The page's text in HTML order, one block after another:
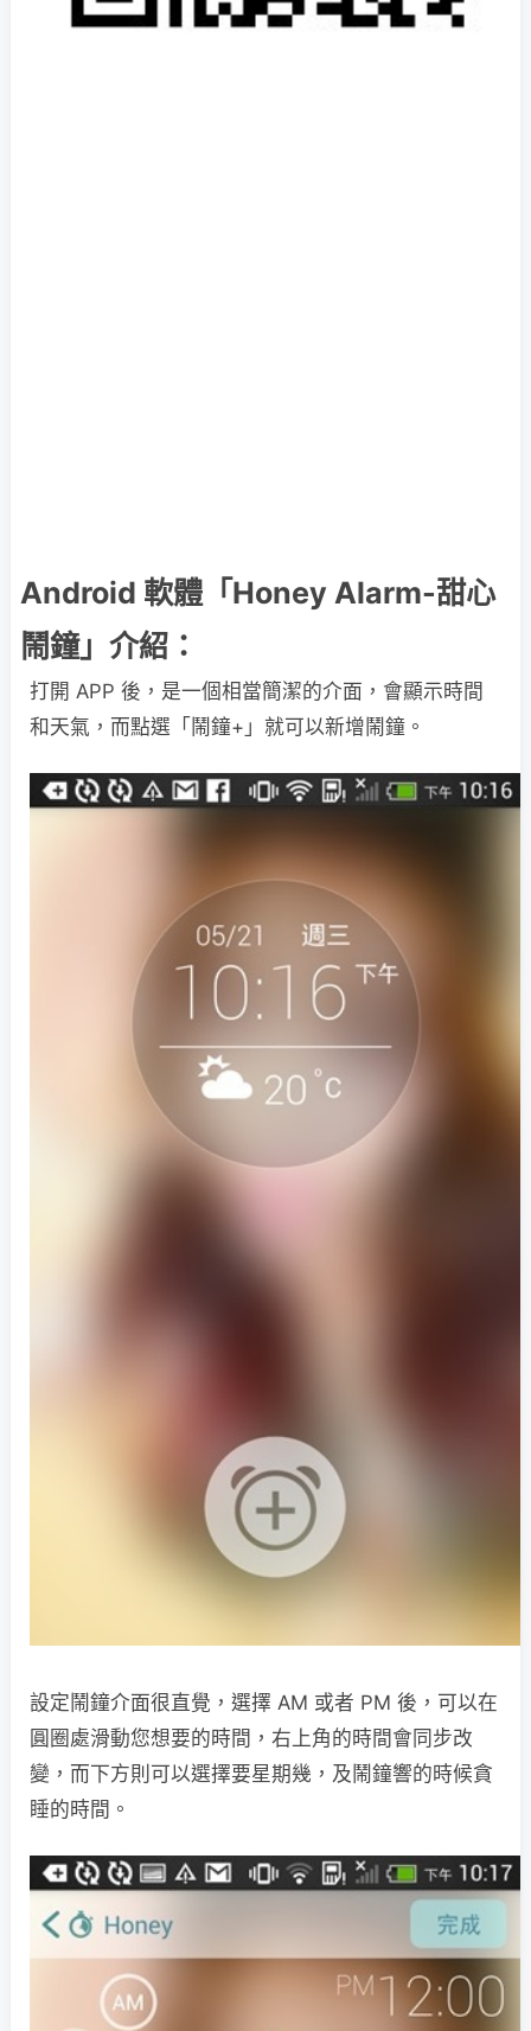
Android 軟體「Honey Alarm-甜心
鬧鐘」介紹：
打開 APP 後，是一個相當簡潔的介面，會顯示時間
和天氣，而點選「鬧鐘+」就可以新增鬧鐘。
設定鬧鐘介面很直覺，選擇 AM 或者 PM 後，可以在
圓圈處滑動您想要的時間，右上角的時間會同步改
變，而下方則可以選擇要星期幾，及鬧鐘響的時候貪
睡的時間。